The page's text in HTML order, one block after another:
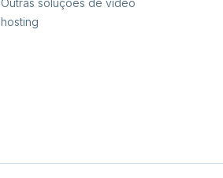
Outras soluções de video
hosting